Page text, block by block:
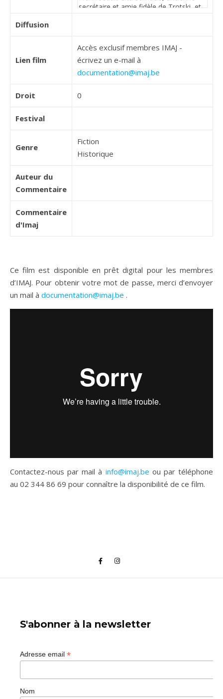
Diffusion
Lien film
Accès exclusif membres IMAJ -
écrivez un e-mail à
documentation@imaj.be
Droit 0
Festival
Genre
Fiction
Historique
Auteur du
Commentaire
Commentaire
d'Imaj
Ce film est disponible en prêt digital pour les membres
d’IMAJ. Pour obtenir votre mot de passe, merci d’envoyer
un mail à documentation@imaj.be .
Contactez-nous par mail à info@imaj.be ou par téléphone
au 02 344 86 69 pour connaître la disponibilité de ce film.
S'abonner à la newsletter
Adresse email *
Nom